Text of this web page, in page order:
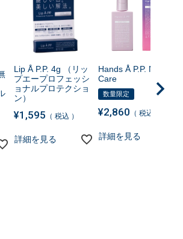
Lip Å P.P. 4g （リッ
プエープロフェッシ
ョナルプロテクショ
ン）
¥1,595 税込
詳細を見る
Hands Å P.P. Night
Care
数量限定
¥2,860 税込
詳細を見る